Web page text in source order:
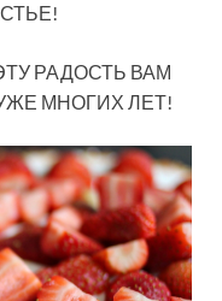
РАДОСТЬ ВАМ
МНОГИХ ЛЕТ!